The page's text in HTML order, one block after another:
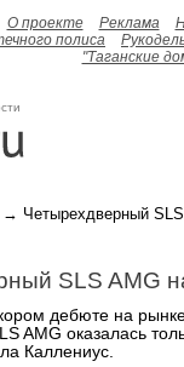
О проекте Реклама
полиса
"Таганские
→ Четырехдверный
SLS AMG
дебюте на
AMG оказалась
Каллениус.